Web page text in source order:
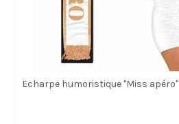
Echarpe humoristique "Miss apéro"